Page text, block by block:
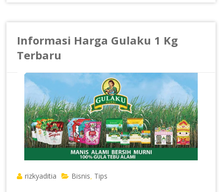
Informasi Harga Gulaku 1 Kg
Terbaru
rizkyaditia Bisnis Tips